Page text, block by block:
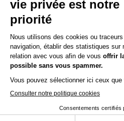
MENTIONS
POLITIQUE DE
POLITIQUE